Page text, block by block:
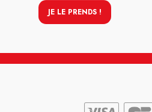
JE LE PRENDS !